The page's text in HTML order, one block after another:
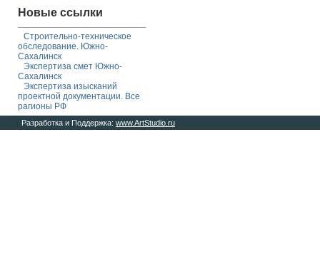
Новые ссылки
Строительно-техническое
обследование. Южно-
Сахалинск
Экспертиза смет Южно-
Сахалинск
Экспертиза изысканий
проектной документации. Все
рагионы РФ
Разработка и Поддержка: www.ArtStudio.ru